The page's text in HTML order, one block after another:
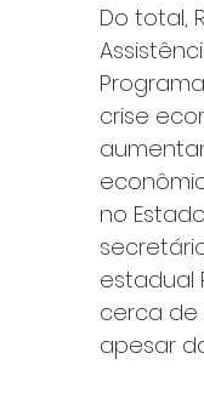
Do total,
crise
no
estadual
cerca de
apesar